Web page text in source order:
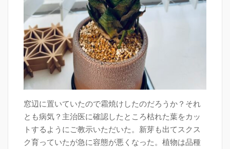
窓辺に置いていたので霜焼けしたのだろうか？それ
とも病気？主治医に確認したところ枯れた葉をカッ
トするようにご教示いただいた。新芽も出てスクス
ク育っていたが急に容態が悪くなった。植物は品種